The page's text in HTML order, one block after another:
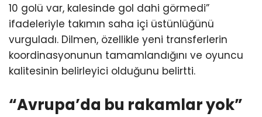
10 golü var, kalesinde gol dahi görmedi”
ifadeleriyle takımın saha içi üstünlüğünü
vurguladı. Dilmen, özellikle yeni transferlerin
koordinasyonunun tamamlandığını ve oyuncu
kalitesinin belirleyici olduğunu belirtti.
“Avrupa’da bu rakamlar yok”